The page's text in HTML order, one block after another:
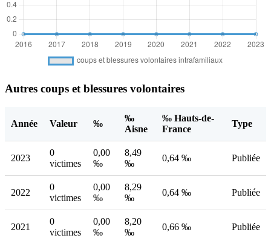
Autres coups et blessures volontaires
Année Valeur ‰
‰
Aisne
‰ Hauts-de-
France
Type
2023
0
victimes
0,00
‰
8,49
‰
0,64 ‰ Publiée
2022
0
victimes
0,00
‰
8,29
‰
0,64 ‰ Publiée
2021
0
victimes
0,00
‰
8,20
‰
0,66 ‰ Publiée